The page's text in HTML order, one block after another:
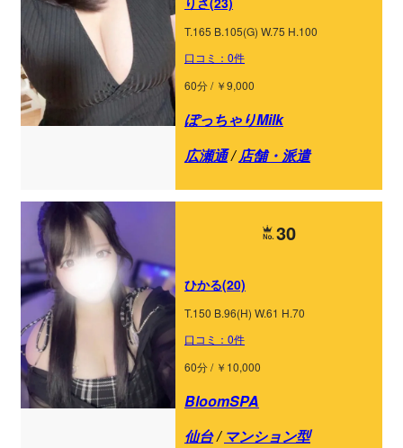
T.165 B.105(G) W.75 H.100
口コミ：0件
60分 / ￥9,000
ぽっちゃりMilk
広瀬通/店舗・派遣
30
ひかる(20)
T.150 B.96(H) W.61 H.70
口コミ：0件
60分 / ￥10,000
BloomSPA
仙台/ マンション型